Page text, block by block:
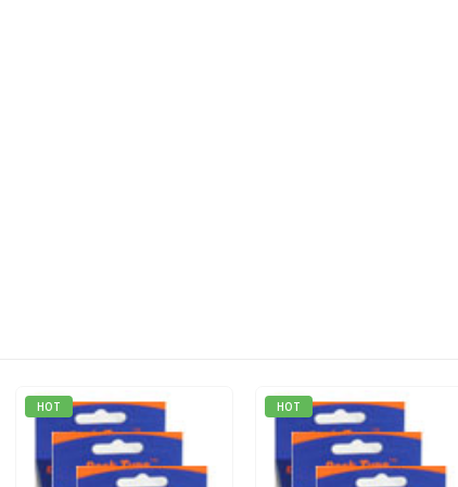
HOT HOT